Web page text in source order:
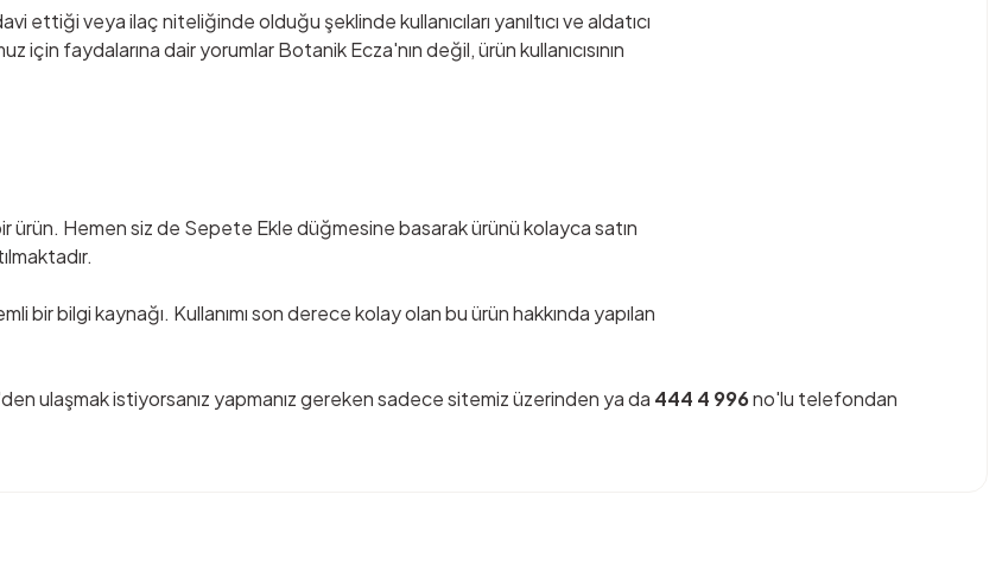
ettiği veya ilaç niteliğinde olduğu şeklinde kullanıcıları yanıltıcı ve aldatıcı
faydalarına dair yorumlar Botanik Ecza'nın değil, ürün kullanıcısının
ürün. Hemen siz de Sepete Ekle düğmesine basarak ürünü kolayca satın
bir bilgi kaynağı. Kullanımı son derece kolay olan bu ürün hakkında yapılan
ulaşmak istiyorsanız yapmanız gereken sadece sitemiz üzerinden ya da 444 4 996no'lu telefondan